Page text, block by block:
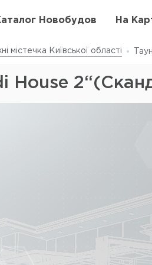
Новобудов На
містечка Київської області
House